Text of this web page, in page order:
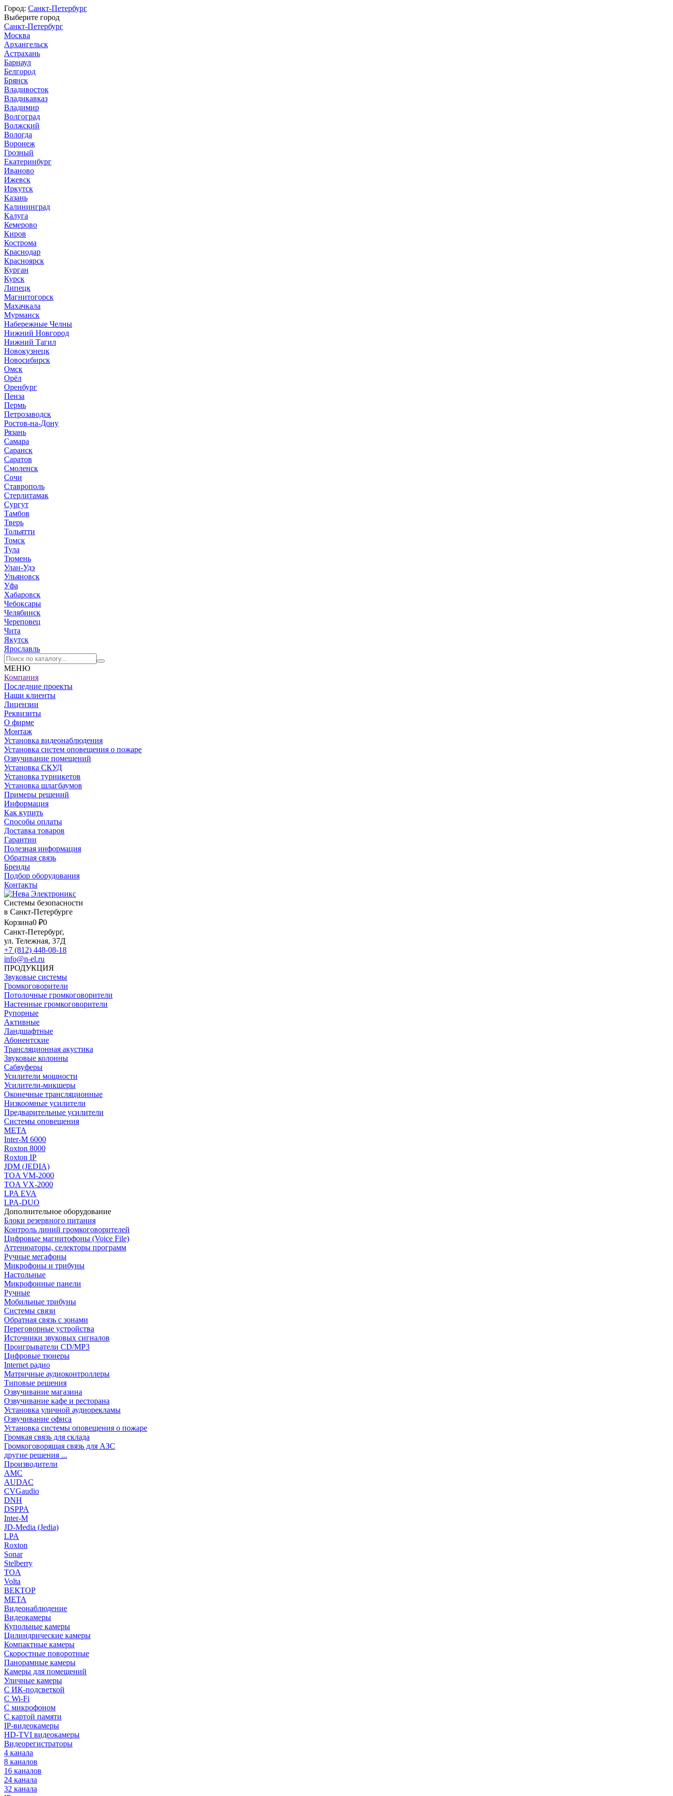
Город: Санкт-Петербург
Выберите город
Санкт-Петербург
Москва
Архангельск
Астрахань
Барнаул
Белгород
Брянск
Владивосток
Владикавказ
Владимир
Волгоград
Волжский
Вологда
Воронеж
Грозный
Екатеринбург
Иваново
Ижевск
Иркутск
Казань
Калининград
Калуга
Кемерово
Киров
Кострома
Краснодар
Красноярск
Курган
Курск
Липецк
Магнитогорск
Махачкала
Мурманск
Набережные Челны
Нижний Новгород
Нижний Тагил
Новокузнецк
Новосибирск
Омск
Орёл
Оренбург
Пенза
Пермь
Петрозаводск
Ростов-на-Дону
Рязань
Самара
Саранск
Саратов
Смоленск
Сочи
Ставрополь
Стерлитамак
Сургут
Тамбов
Тверь
Тольятти
Томск
Тула
Тюмень
Улан-Удэ
Ульяновск
Уфа
Хабаровск
Чебоксары
Челябинск
Череповец
Чита
Якутск
Ярославль
МЕНЮ
Компания
Последние проекты
Наши клиенты
Лицензии
Реквизиты
О фирме
Монтаж
Установка видеонаблюдения
Установка систем оповещения о пожаре
Озвучивание помещений
Установка СКУД
Установка турникетов
Установка шлагбаумов
Примеры решений
Информация
Как купить
Способы оплаты
Доставка товаров
Гарантии
Полезная информация
Обратная связь
Бренды
Подбор оборудования
Контакты
Системы безопасности
в Санкт-Петербурге
Корзина0 ₽0
Санкт-Петербург,
ул. Тележная, 37Д
+7 (812) 448-08-18
info@n-el.ru
ПРОДУКЦИЯ
Звуковые системы
Громкоговорители
Потолочные громкоговорители
Настенные громкоговорители
Рупорные
Активные
Ландшафтные
Абонентские
Трансляционная акустика
Звуковые колонны
Сабвуферы
Усилители мощности
Усилители-микшеры
Оконечные трансляционные
Низкоомные усилители
Предварительные усилители
Системы оповещения
МЕТА
Inter-M 6000
Roxton 8000
Roxton IP
JDM (JEDIA)
TOA VM-2000
TOA VX-2000
LPA EVA
LPA-DUO
Дополнительное оборудование
Блоки резервного питания
Контроль линий громкоговорителей
Цифровые магнитофоны (Voice File)
Аттенюаторы, селекторы программ
Ручные мегафоны
Микрофоны и трибуны
Настольные
Микрофонные панели
Ручные
Мобильные трибуны
Системы связи
Обратная связь с зонами
Переговорные устройства
Источники звуковых сигналов
Проигрыватели CD/MP3
Цифровые тюнеры
Internet радио
Матричные аудиоконтроллеры
Типовые решения
Озвучивание магазина
Озвучивание кафе и ресторана
Установка уличной аудиорекламы
Озвучивание офиса
Установка системы оповещения о пожаре
Громкая связь для склада
Громкоговорящая связь для АЗС
другие решения ...
Производители
AMC
AUDAC
CVGaudio
DNH
DSPPA
Inter-M
JD-Media (Jedia)
LPA
Roxton
Sonar
Stelberry
TOA
Volta
ВЕКТОР
МЕТА
Видеонаблюдение
Видеокамеры
Купольные камеры
Цилиндрические камеры
Компактные камеры
Скоростные поворотные
Панорамные камеры
Камеры для помещений
Уличные камеры
С ИК-подсветкой
С Wi-Fi
С микрофоном
С картой памяти
IP-видеокамеры
HD-TVI видеокамеры
Видеорегистраторы
4 канала
8 каналов
16 каналов
24 канала
32 канала